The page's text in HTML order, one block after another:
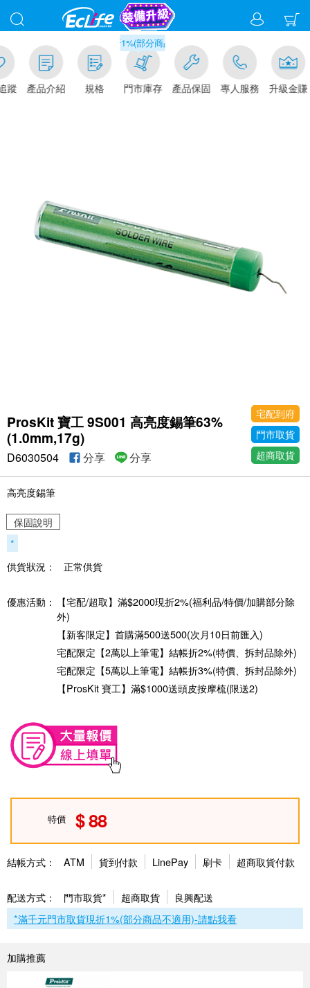
蹤 產品介紹 規格
滿千元門市取貨現折1%(部分商品不適用)-請點我看
門市庫存 產品保固 專人服務 升級金賺
ProsKit 寶工 9S001 高亮度錫筆63%
(1.0mm,17g)
宅配到府
門市取貨
超商取貨
D6030504 分享 分享
高亮度錫筆
保固說明
*
供貨狀況：
正常供貨
優惠活動：
【宅配/超取】滿$2000現折2%(福利品/特價/加購部分除
外)
【新客限定】首購滿500送500(次月10日前匯入)
宅配限定【2萬以上筆電】結帳折2%(特價、拆封品除外)
宅配限定【5萬以上筆電】結帳折3%(特價、拆封品除外)
【ProsKit 寶工】滿$1000送頭皮按摩梳(限送2)
特價 88
結帳方式： ATM 貨到付款 LinePay 刷卡 超商取貨付款
配送方式： 門市取貨* 超商取貨
良興配送
*滿千元門市取貨現折1%(部分商品不適用)-請點我看
加購推薦